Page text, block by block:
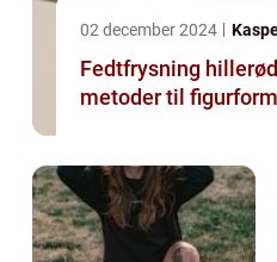
02 december 2024
Fedtfrysning
metoder til